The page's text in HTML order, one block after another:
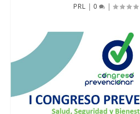
PRL | 0 |